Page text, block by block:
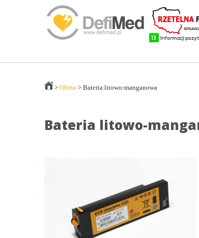
> Oferta > Bateria litowo-manganowa
Bateria litowo-